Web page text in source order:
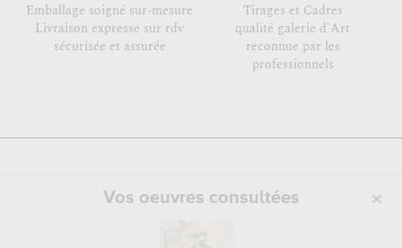
Emballage soigné sur-mesure
Livraison expresse sur rdv
sécurisée et assurée
Tirages et Cadres
qualité galerie d'Art
reconnue par les
professionnels
Vos oeuvres consultées